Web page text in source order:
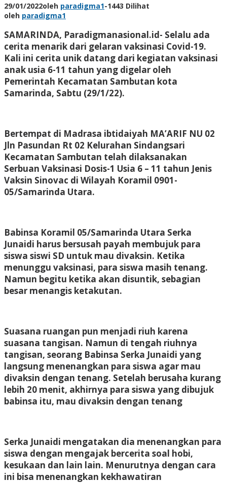
29/01/2022oleh paradigma1-1443 Dilihat
oleh paradigma1
SAMARINDA, Paradigmanasional.id- Selalu ada
cerita menarik dari gelaran vaksinasi Covid-19.
Kali ini cerita unik datang dari kegiatan vaksinasi
anak usia 6-11 tahun yang digelar oleh
Pemerintah Kecamatan Sambutan kota
Samarinda, Sabtu (29/1/22).
Bertempat di Madrasa ibtidaiyah MA’ARIF NU 02
Jln Pasundan Rt 02 Kelurahan Sindangsari
Kecamatan Sambutan telah dilaksanakan
Serbuan Vaksinasi Dosis-1 Usia 6 – 11 tahun Jenis
Vaksin Sinovac di Wilayah Koramil 0901-
05/Samarinda Utara.
Babinsa Koramil 05/Samarinda Utara Serka
Junaidi harus bersusah payah membujuk para
siswa siswi SD untuk mau divaksin. Ketika
menunggu vaksinasi, para siswa masih tenang.
Namun begitu ketika akan disuntik, sebagian
besar menangis ketakutan.
Suasana ruangan pun menjadi riuh karena
suasana tangisan. Namun di tengah riuhnya
tangisan, seorang Babinsa Serka Junaidi yang
langsung menenangkan para siswa agar mau
divaksin dengan tenang. Setelah berusaha kurang
lebih 20 menit, akhirnya para siswa yang dibujuk
babinsa itu, mau divaksin dengan tenang
Serka Junaidi mengatakan dia menenangkan para
siswa dengan mengajak bercerita soal hobi,
kesukaan dan lain lain. Menurutnya dengan cara
ini bisa menenangkan kekhawatiran